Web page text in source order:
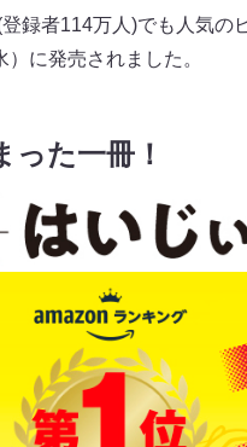
録者114万人)でも人気の
に発売されました。
た一冊！